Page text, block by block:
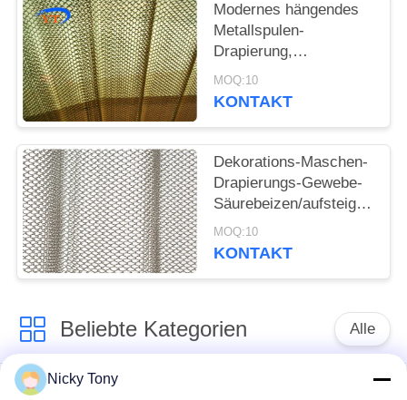
Modernes hängendes
Metallspulen-
Drapierung,
Metallmaschen-
Gewebe-Vorhang-
MOQ:10
KONTAKT
Dekorations-Maschen-
Drapierungs-Gewebe-
Säurebeizen/aufsteigende
Oxidations-/Backen-
Ende
MOQ:10
KONTAKT
Beliebte Kategorien Alle
Drahtseil-Masche
Nicky Tony